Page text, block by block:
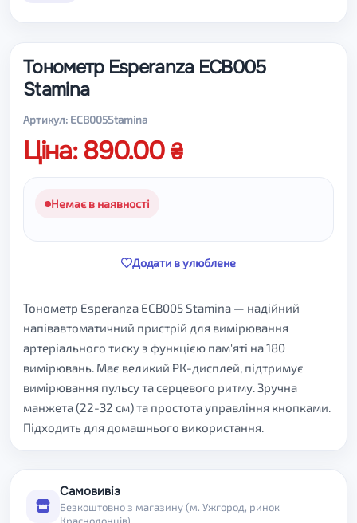
Тонометр Esperanza ECB005
Stamina
Артикул: ECB005Stamina
Ціна: 890.00
Немає в наявності
Додати в улюблене
Тонометр Esperanza ECB005 Stamina — надійний
напівавтоматичний пристрій для вимірювання
артеріального тиску з функцією пам'яті на 180
вимірювань. Має великий РК-дисплей, підтримує
вимірювання пульсу та серцевого ритму. Зручна
манжета (22-32 см) та простота управління кнопками.
Підходить для домашнього використання.
Самовивіз
Безкоштовно з магазину (м. Ужгород, ринок